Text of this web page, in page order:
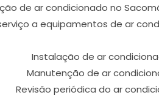
de ar condicionado no
a equipamentos de ar
Instalação de ar
Manutenção de ar
Revisão periódica do ar